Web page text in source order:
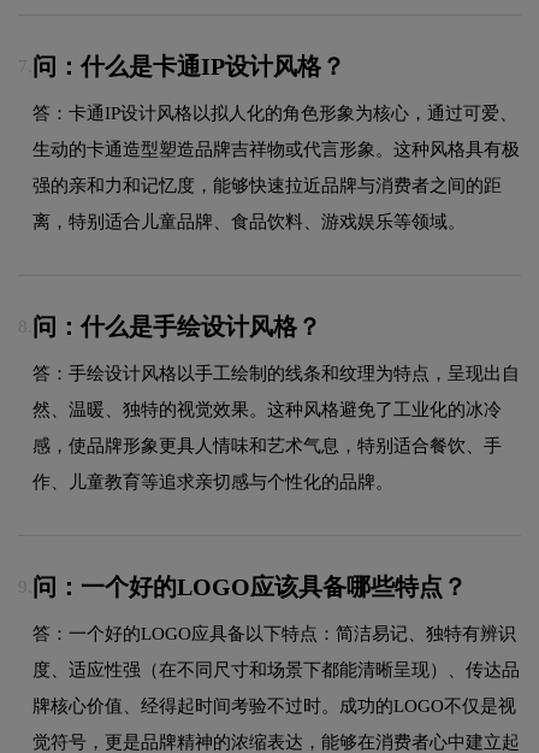
7. 问：什么是卡通IP设计风格？
答：卡通IP设计风格以拟人化的角色形象为核心，通过可爱、
生动的卡通造型塑造品牌吉祥物或代言形象。这种风格具有极
强的亲和力和记忆度，能够快速拉近品牌与消费者之间的距
离，特别适合儿童品牌、食品饮料、游戏娱乐等领域。
8. 问：什么是手绘设计风格？
答：手绘设计风格以手工绘制的线条和纹理为特点，呈现出自
然、温暖、独特的视觉效果。这种风格避免了工业化的冰冷
感，使品牌形象更具人情味和艺术气息，特别适合餐饮、手
作、儿童教育等追求亲切感与个性化的品牌。
9. 问：一个好的LOGO应该具备哪些特点？
答：一个好的LOGO应具备以下特点：简洁易记、独特有辨识
度、适应性强（在不同尺寸和场景下都能清晰呈现）、传达品
牌核心价值、经得起时间考验不过时。成功的LOGO不仅是视
觉符号，更是品牌精神的浓缩表达，能够在消费者心中建立起